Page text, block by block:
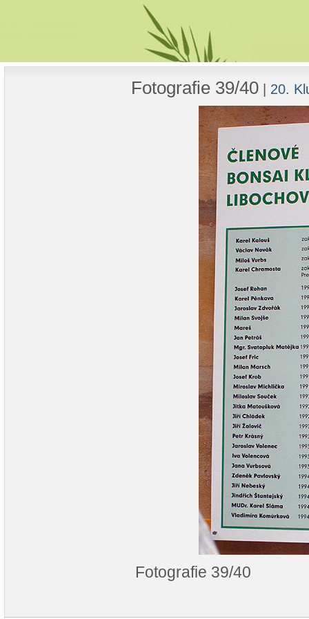
Fotografie 39/40 | 20.
Fotografie 39/40